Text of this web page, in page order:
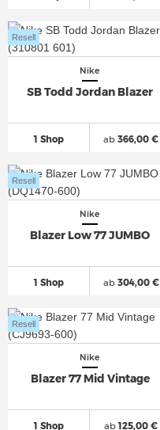
Nike
SB Todd Jordan Blazer
1 Shop
Resell
ab 366,00 €
Nike
Blazer Low 77 JUMBO
1 Shop
Resell
ab304,00 €
Nike
Blazer 77 Mid Vintage
1 Shop
Resell
ab125,00 €